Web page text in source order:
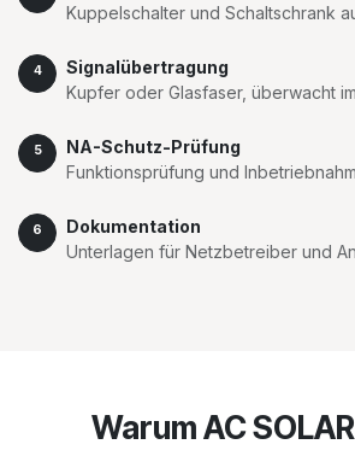
Kuppelschalter und Schaltschrank
4
Signalübertragung
Kupfer oder Glasfaser, überwacht
5
NA-Schutz-Prüfung
Funktionsprüfung und
6
Dokumentation
Unterlagen für Netzbetreiber und
Warum AC